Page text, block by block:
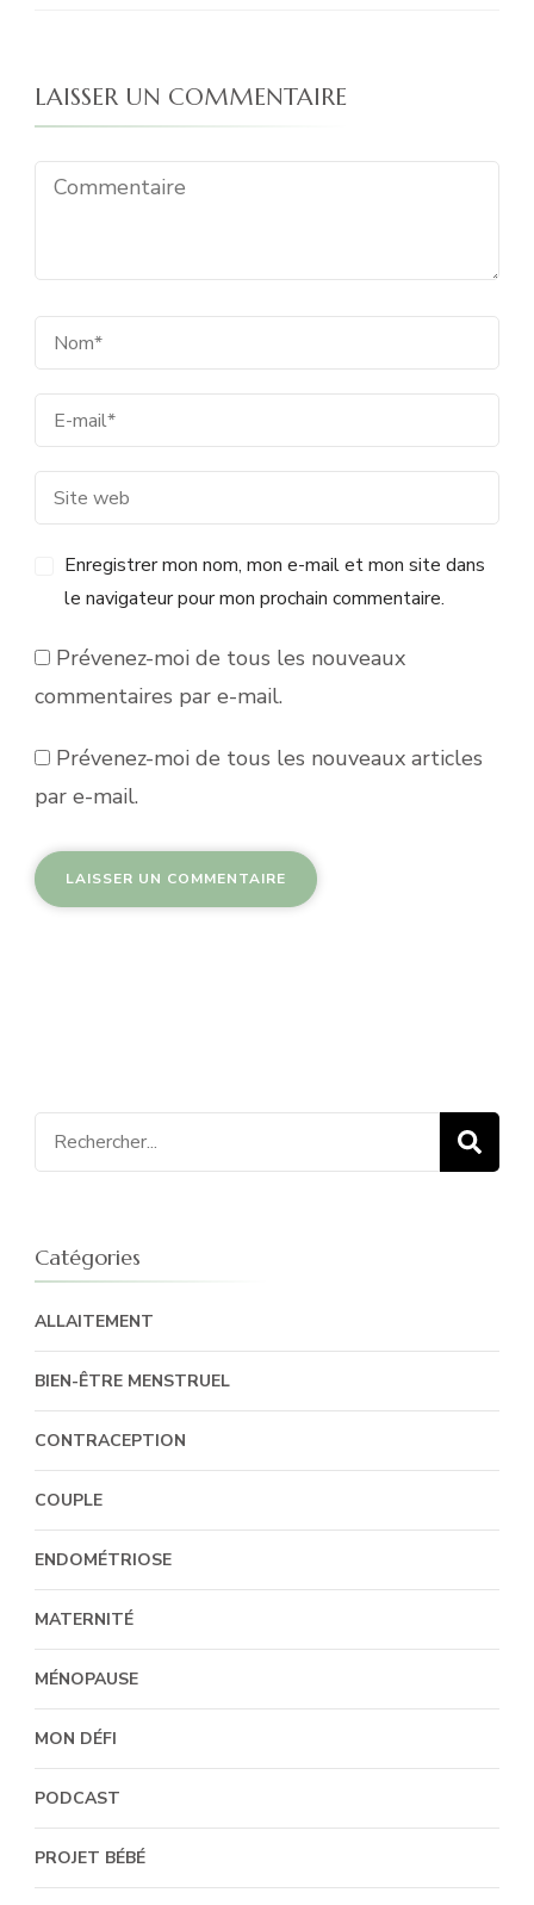
LAISSER UN COMMENTAIRE
Enregistrer mon nom, mon e-mail et mon site dans
le navigateur pour mon prochain commentaire.
Prévenez-moi de tous les nouveaux
commentaires par e-mail.
Prévenez-moi de tous les nouveaux articles
par e-mail.
Recherche
pour
Catégories
ALLAITEMENT
BIEN-ÊTRE MENSTRUEL
CONTRACEPTION
COUPLE
ENDOMÉTRIOSE
MATERNITÉ
MÉNOPAUSE
MON DÉFI
PODCAST
PROJET BÉBÉ